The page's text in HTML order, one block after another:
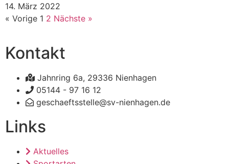
14. März 2022
« Vorige 1 2 Nächste »
Kontakt
Jahnring 6a, 29336 Nienhagen
05144 - 97 16 12
geschaeftsstelle@sv-nienhagen.de
Links
Aktuelles